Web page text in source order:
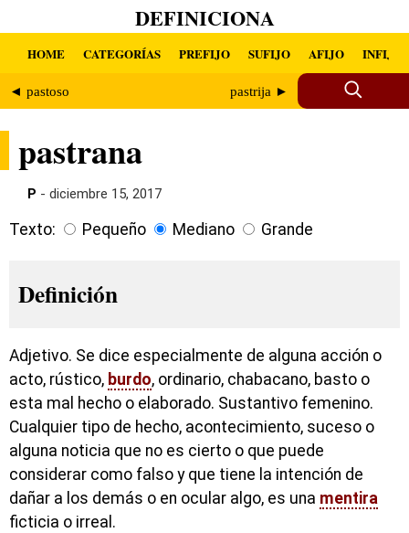
DEFINICIONA
HOME CATEGORÍAS PREFIJO SUFIJO AFIJO INFIJO
◄ pastoso pastrija ►
pastrana
P - diciembre 15, 2017
Texto: Pequeño Mediano Grande
Definición
Adjetivo. Se dice especialmente de alguna acción o
acto, rústico, burdo, ordinario, chabacano, basto o
esta mal hecho o elaborado. Sustantivo femenino.
Cualquier tipo de hecho, acontecimiento, suceso o
alguna noticia que no es cierto o que puede
considerar como falso y que tiene la intención de
dañar a los demás o en ocular algo, es una mentira
ficticia o irreal.